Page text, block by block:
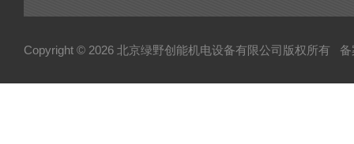
Copyright © 2026 北京绿野创能机电设备有限公司版权所有 备